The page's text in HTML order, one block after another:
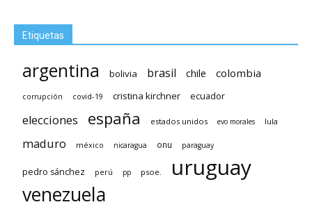
Etiquetas
argentina bolivia brasil chile colombia
corrupción covid-19 cristina kirchner ecuador
elecciones españa estados unidos evo morales lula
maduro méxico nicaragua onu paraguay
pedro sánchez perú pp psoe. uruguay
venezuela